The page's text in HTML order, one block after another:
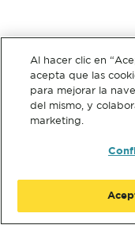
Al hacer clic en
acepta que las
para mejorar la
del mismo, y
marketing.